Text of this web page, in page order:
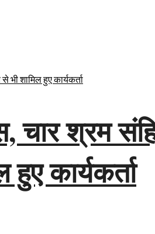
चार श्रम
कार्यकर्ता